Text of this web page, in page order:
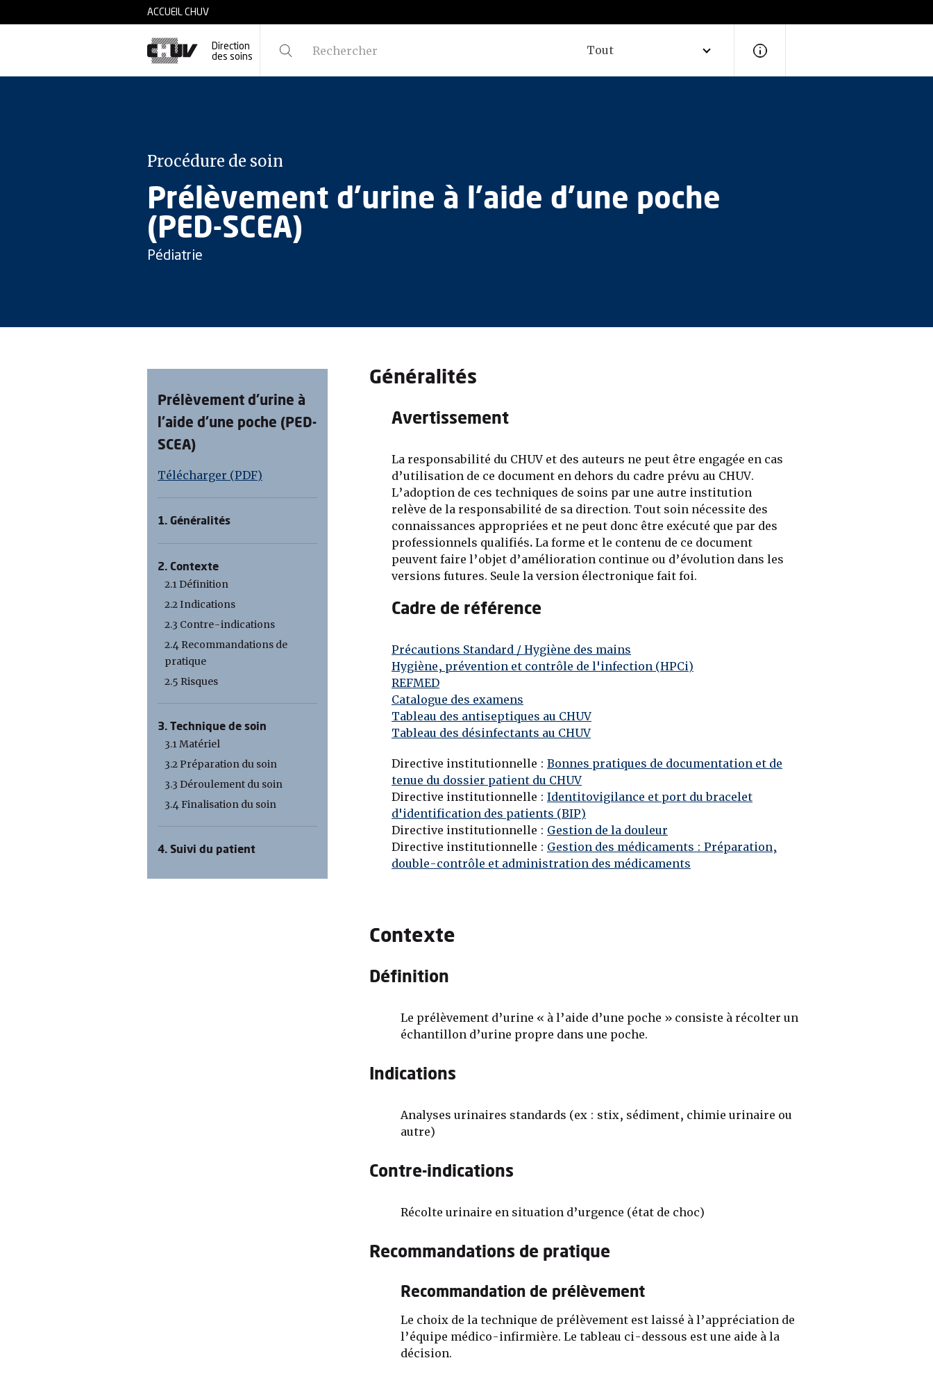
ACCUEIL CHUV
Direction
des soins
Tout
Procédure de soin
Prélèvement d'urine à l'aide d'une poche
(PED-SCEA)
Pédiatrie
Prélèvement d'urine à
l'aide d'une poche (PED-
SCEA)
Télécharger (PDF)
1. Généralités
2. Contexte
2.1 Définition
2.2 Indications
2.3 Contre-indications
2.4 Recommandations de
pratique
2.5 Risques
3. Technique de soin
3.1 Matériel
3.2 Préparation du soin
3.3 Déroulement du soin
3.4 Finalisation du soin
4. Suivi du patient
Généralités
Avertissement
La responsabilité du CHUV et des auteurs ne peut être engagée en cas
d’utilisation de ce document en dehors du cadre prévu au CHUV.
L’adoption de ces techniques de soins par une autre institution
relève de la responsabilité de sa direction. Tout soin nécessite des
connaissances appropriées et ne peut donc être exécuté que par des
professionnels qualifiés. La forme et le contenu de ce document
peuvent faire l’objet d’amélioration continue ou d’évolution dans les
versions futures. Seule la version électronique fait foi.
Cadre de référence
Précautions Standard / Hygiène des mains
Hygiène, prévention et contrôle de l'infection (HPCi)
REFMED
Catalogue des examens
Tableau des antiseptiques au CHUV
Tableau des désinfectants au CHUV
Directive institutionnelle : Bonnes pratiques de documentation et de
tenue du dossier patient du CHUV
Directive institutionnelle : Identitovigilance et port du bracelet
d'identification des patients (BIP)
Directive institutionnelle : Gestion de la douleur
Directive institutionnelle : Gestion des médicaments : Préparation,
double-contrôle et administration des médicaments
Contexte
Définition
Le prélèvement d’urine « à l’aide d’une poche » consiste à récolter un
échantillon d’urine propre dans une poche.
Indications
Analyses urinaires standards (ex : stix, sédiment, chimie urinaire ou
autre)
Contre-indications
Récolte urinaire en situation d’urgence (état de choc)
Recommandations de pratique
Recommandation de prélèvement
Le choix de la technique de prélèvement est laissé à l’appréciation de
l’équipe médico-infirmière. Le tableau ci-dessous est une aide à la
décision.